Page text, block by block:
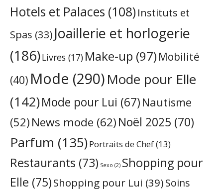
Hotels et Palaces (108) Instituts et
Spas (33) Joaillerie et horlogerie
(186)Livres (17) Make-up (97) Mobilité
(40) Mode (290)Mode pour Elle
(142)Mode pour Lui (67) Nautisme
(52) News mode (62)Noël 2025 (70)
Parfum (135)Portraits de Chef(13)
Restaurants (73) Sexo (2) Shopping pour
Elle (75)Shopping pour Lui (39)Soins